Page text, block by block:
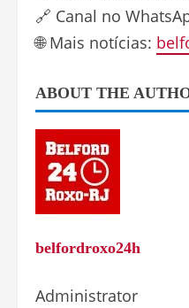
🔗 Canal no
🌐 Mais notícias:
ABOUT THE
belfordroxo24h
Administrator